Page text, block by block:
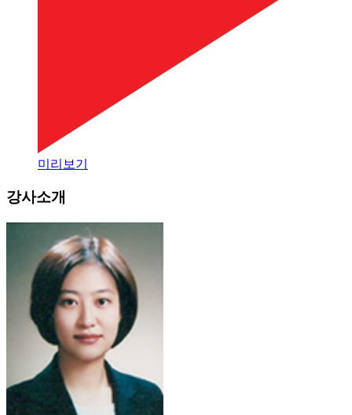
미리보기
강사소개